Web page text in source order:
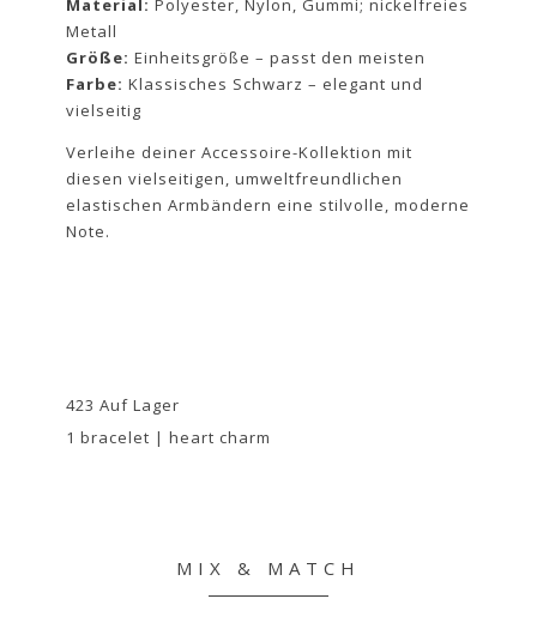
Material: Polyester, Nylon, Gummi; nickelfreies
Metall
Größe: Einheitsgröße – passt den meisten
Farbe: Klassisches Schwarz – elegant und
vielseitig
Verleihe deiner Accessoire-Kollektion mit
diesen vielseitigen, umweltfreundlichen
elastischen Armbändern eine stilvolle, moderne
Note.
423 Auf Lager
1 bracelet | heart charm
MIX & MATCH